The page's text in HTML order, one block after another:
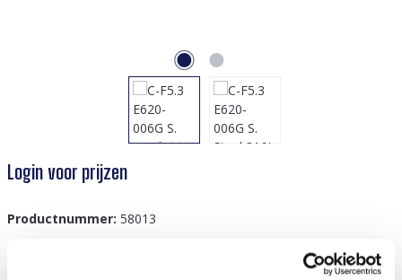
Login voor prijzen
Productnummer: 58013